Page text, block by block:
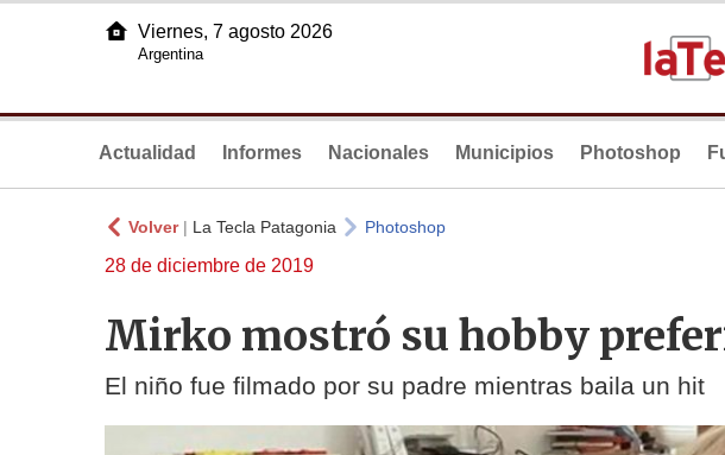
Viernes, 7 agosto 2026
Argentina
Actualidad Informes Nacionales Municipios Photoshop
Volver| La Tecla Patagonia Photoshop
28 de diciembre de 2019
Mirko mostró su hobby
El niño fue filmado por su padre mientras baila un hit